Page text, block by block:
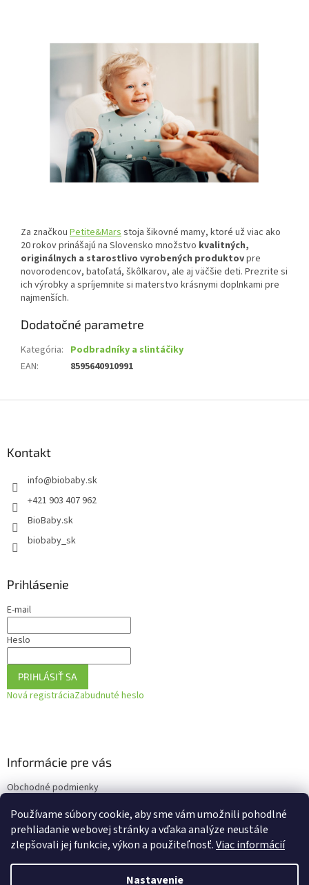
Používame súbory cookie, aby sme vám umožnili pohodlné
prehliadanie webovej stránky a vďaka analýze neustále
zlepšovali jej funkcie, výkon a použiteľnosť.Viac informácií
Nastavenie
Za značkou Petite&Mars stoja šikovné mamy, ktoré už viac ako
20 rokov prinášajú na Slovensko množstvo kvalitných,
originálnych a starostlivo vyrobených produktovpre
novorodencov, batoľatá, škôlkarov, ale aj väčšie deti. Prezrite si
ich výrobky a spríjemnite si materstvo krásnymi doplnkami pre
najmenších.
Dodatočné parametre
Kategória: Podbradníky a slintáčiky
EAN: 8595640910991
Kontakt
info@biobaby.sk
+421 903 407 962
BioBaby.sk
biobaby_sk
Prihlásenie
E-mail
Heslo
PRIHLÁSIŤ SA
Nová registráciaZabudnuté heslo
Informácie pre vás
Obchodné podmienky
Ako vrátiť tovar